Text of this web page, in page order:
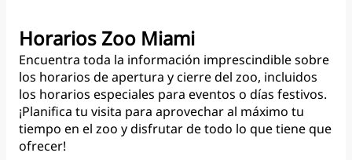
Horarios Zoo Miami
Encuentra toda la información imprescindible sobre
los horarios de apertura y cierre del zoo, incluidos
los horarios especiales para eventos o días festivos.
¡Planifica tu visita para aprovechar al máximo tu
tiempo en el zoo y disfrutar de todo lo que tiene que
ofrecer!